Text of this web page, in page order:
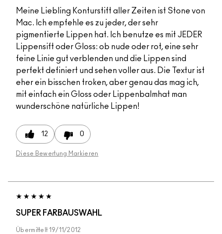
Meine Liebling Konturstift aller Zeiten ist Stone von
Mac. Ich empfehle es zu jeder, der sehr
pigmentierte Lippen hat. Ich benutze es mit JEDER
Lippensift oder Gloss: ob nude oder rot, eine sehr
feine Linie gut verblenden und die Lippen sind
perfekt definiert und sehen voller aus. Die Textur ist
eher ein bisschen troken, aber genau das mag ich,
mit einfach ein Gloss oder Lippenbalmhat man
wunderschöne natürliche Lippen!
12 0
Diese Bewertung Markieren
SUPER FARBAUSWAHL
Übermittelt 19/11/2012